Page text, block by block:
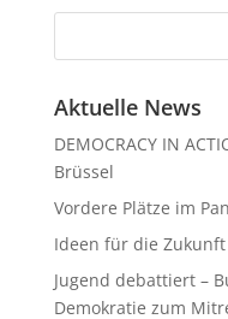
Aktuelle News
DEMOCRACY IN
Brüssel
Vordere Plätze im
Ideen für die
Jugend debattiert –
Demokratie zum